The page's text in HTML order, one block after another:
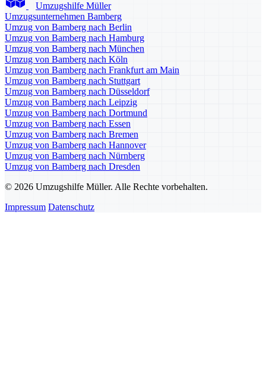
Umzugshilfe Müller
Umzugsunternehmen Bamberg
Umzug von Bamberg nach Berlin
Umzug von Bamberg nach Hamburg
Umzug von Bamberg nach München
Umzug von Bamberg nach Köln
Umzug von Bamberg nach Frankfurt am Main
Umzug von Bamberg nach Stuttgart
Umzug von Bamberg nach Düsseldorf
Umzug von Bamberg nach Leipzig
Umzug von Bamberg nach Dortmund
Umzug von Bamberg nach Essen
Umzug von Bamberg nach Bremen
Umzug von Bamberg nach Hannover
Umzug von Bamberg nach Nürnberg
Umzug von Bamberg nach Dresden
© 2026 Umzugshilfe Müller. Alle Rechte vorbehalten.
Impressum Datenschutz